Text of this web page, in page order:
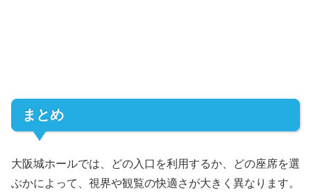
まとめ
大阪城ホールでは、どの入口を利用するか、どの座席を選
ぶかによって、視界や観覧の快適さが大きく異なります。